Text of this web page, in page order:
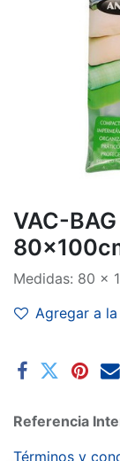
VAC-BAG
Medidas: 80 x
Agregar a
Referencia
Términos y